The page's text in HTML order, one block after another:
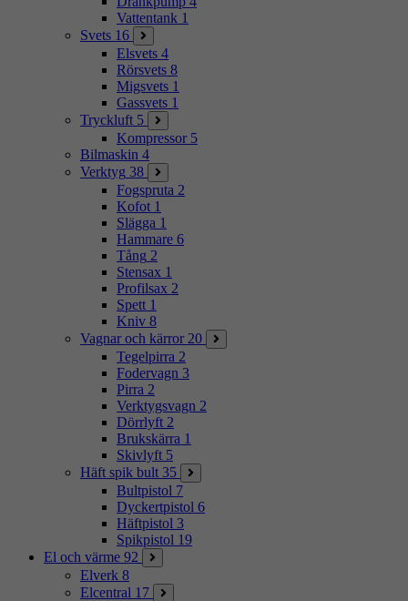
Vattentank 1
Svets 16
Elsvets 4
Rörsvets 8
Migsvets 1
Gassvets 1
Tryckluft 5
Kompressor 5
Bilmaskin 4
Verktyg 38
Fogspruta 2
Kofot 1
Slägga 1
Hammare 6
Tång 2
Stensax 1
Profilsax 2
Spett 1
Kniv 8
Vagnar och kärror 20
Tegelpirra 2
Fodervagn 3
Pirra 2
Verktygsvagn 2
Dörrlyft 2
Brukskärra 1
Skivlyft 5
Häft spik bult 35
Bultpistol 7
Dyckertpistol 6
Häftpistol 3
Spikpistol 19
El och värme 92
Elverk 8
Elcentral 17